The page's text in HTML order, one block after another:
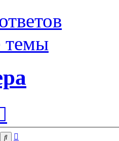
темы
Поиск